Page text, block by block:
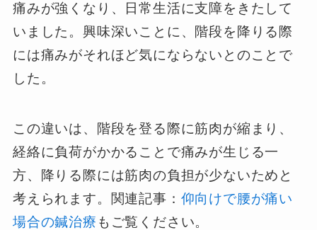
痛みが強くなり、日常生活に支障をきたして
いました。興味深いことに、階段を降りる際
には痛みがそれほど気にならないとのことで
した。
この違いは、階段を登る際に筋肉が縮まり、
経絡に負荷がかかることで痛みが生じる一
方、降りる際には筋肉の負担が少ないためと
考えられます。関連記事： 仰向けで腰が痛い
場合の鍼治療 もご覧ください。